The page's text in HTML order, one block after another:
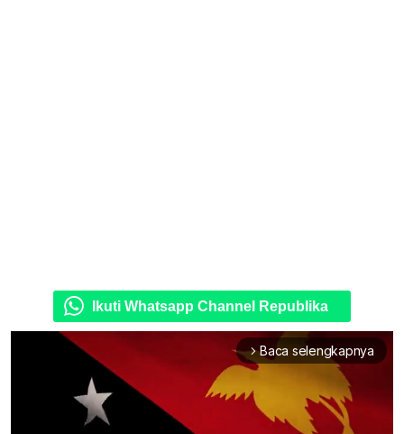
Ikuti Whatsapp Channel Republika
arrow_forward_ios Baca selengkapnya